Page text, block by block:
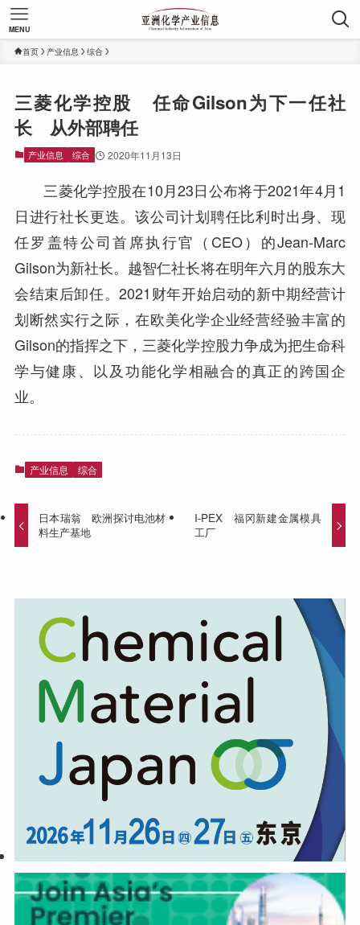
MENU
首页 产业信息 综合
三菱化学控股 任命Gilson为下一任社
长 从外部聘任
产业信息 综合 2020年11月13日
三菱化学控股在10月23日公布将于2021年4月1
日进行社长更迭。该公司计划聘任比利时出身、现
任罗盖特公司首席执行官（CEO）的Jean-Marc
Gilson为新社长。越智仁社长将在明年六月的股东大
会结束后卸任。2021财年开始启动的新中期经营计
划断然实行之际，在欧美化学企业经营经验丰富的
Gilson的指挥之下，三菱化学控股力争成为把生命科
学与健康、以及功能化学相融合的真正的跨国企
业。
产业信息 综合
日本瑞翁 欧洲探讨电池材
料生产基地
I-PEX 福冈新建金属模具
工厂